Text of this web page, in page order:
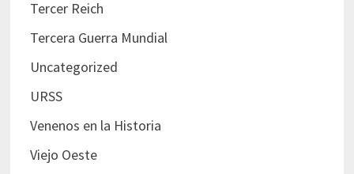
Tercer Reich
Tercera Guerra Mundial
Uncategorized
URSS
Venenos en la Historia
Viejo Oeste